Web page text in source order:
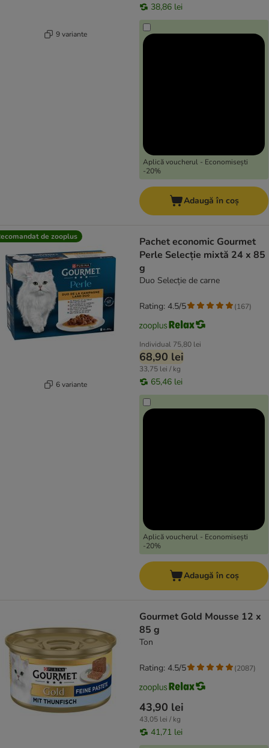
9 variante
38,86 lei
Aplică voucherul - Economisești
-20%
Adaugă în coș
de zooplus
6 variante
Pachet economic Gourmet
Perle Selecție mixtă 24 x 85
g
Duo Selecție de carne
Individual 75,80 lei
68,90 lei
33,75 lei / kg
65,46 lei
Aplică voucherul - Economisești
-20%
Rating: 4.5/5 (167)
Adaugă în coș
Gourmet Gold Mousse 12 x
85 g
Ton
43,90 lei
43,05 lei / kg
41,71 lei
Rating: 4.5/5 (2087)